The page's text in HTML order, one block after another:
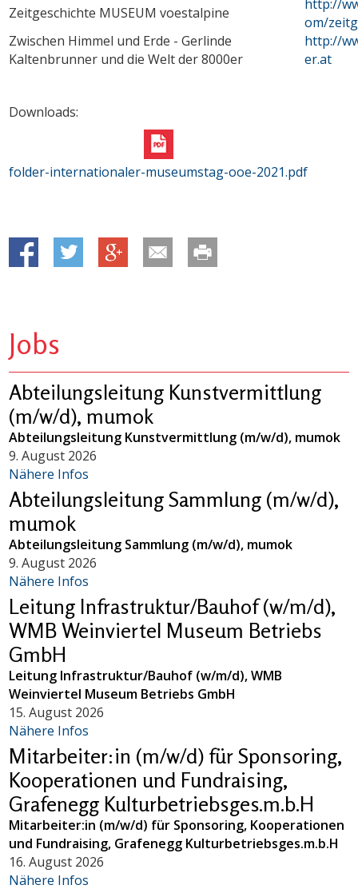
Zeitgeschichte MUSEUM voestalpine
http://
om/
Zwischen Himmel und Erde - Gerlinde
Kaltenbrunner und die Welt der 8000er
http://
er.at
Downloads:
folder-internationaler-museumstag-ooe-2021.pdf
Jobs
Abteilungsleitung Kunstvermittlung
(m/w/d), mumok
Abteilungsleitung Kunstvermittlung (m/w/d), mumok
9. August 2026
Nähere Infos
Abteilungsleitung Sammlung (m/w/d),
mumok
Abteilungsleitung Sammlung (m/w/d), mumok
9. August 2026
Nähere Infos
Leitung Infrastruktur/Bauhof (w/m/d),
WMB Weinviertel Museum Betriebs
GmbH
Leitung Infrastruktur/Bauhof (w/m/d), WMB
Weinviertel Museum Betriebs GmbH
15. August 2026
Nähere Infos
Mitarbeiter:in (m/w/d) für Sponsoring,
Kooperationen und Fundraising,
Grafenegg Kulturbetriebsges.m.b.H
Mitarbeiter:in (m/w/d) für Sponsoring, Kooperationen
und Fundraising, Grafenegg Kulturbetriebsges.m.b.H
16. August 2026
Nähere Infos